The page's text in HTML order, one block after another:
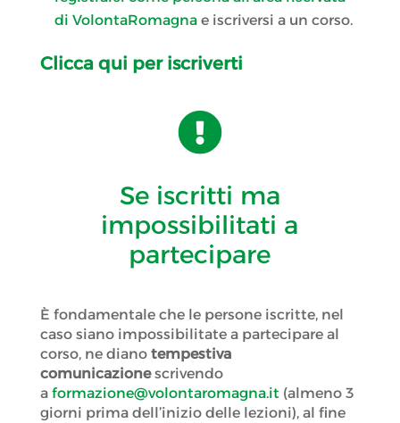
di VolontaRomagnae iscriversi a un corso.
Clicca qui per iscriverti

Se iscritti ma
impossibilitati a
partecipare
È fondamentale che le persone iscritte, nel
caso siano impossibilitate a partecipare al
corso, ne diano tempestiva
comunicazionescrivendo
a formazione@volontaromagna.it (almeno 3
giorni prima dell’inizio delle lezioni), al fine